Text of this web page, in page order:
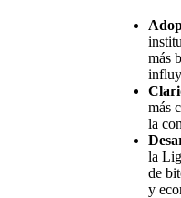
más
más
la
la
de
y